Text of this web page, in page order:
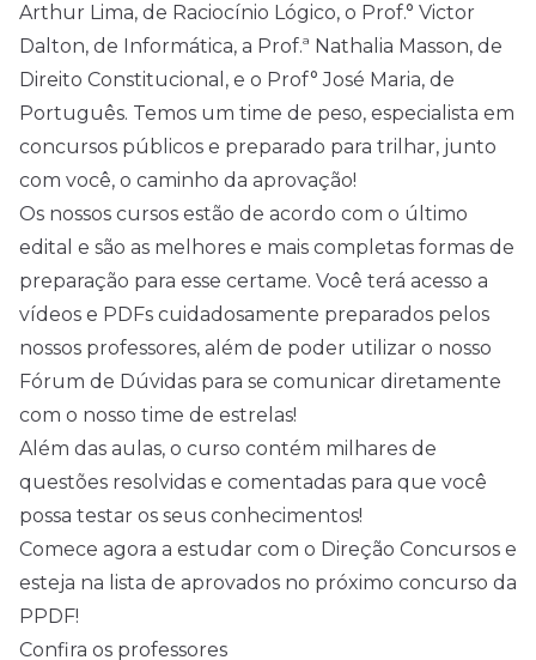
Arthur Lima, de Raciocínio Lógico, o Prof.° Victor
Dalton, de Informática, a Prof.ª Nathalia Masson, de
Direito Constitucional, e o Prof° José Maria, de
Português. Temos um time de peso, especialista em
concursos públicos e preparado para trilhar, junto
com você, o caminho da aprovação!
Os nossos cursos estão de acordo com o último
edital e são as melhores e mais completas formas de
preparação para esse certame. Você terá acesso a
vídeos e PDFs cuidadosamente preparados pelos
nossos professores, além de poder utilizar o nosso
Fórum de Dúvidas para se comunicar diretamente
com o nosso time de estrelas!
Além das aulas, o curso contém milhares de
questões resolvidas e comentadas para que você
possa testar os seus conhecimentos!
Comece agora a estudar com o Direção Concursos e
esteja na lista de aprovados no próximo concurso da
PPDF!
Confira os professores